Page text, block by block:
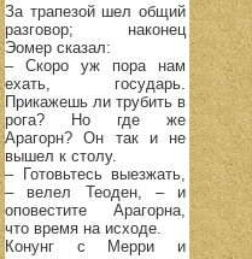
За трапезой шел общий
разговор; наконец
Эомер сказал:
– Скоро уж пора нам
ехать, государь.
Прикажешь ли трубить в
рога? Но где же
Арагорн? Он так и не
вышел к столу.
– Готовьтесь выезжать,
– велел Теоден, – и
оповестите Арагорна,
что время на исходе.
Конунг с Мерри и